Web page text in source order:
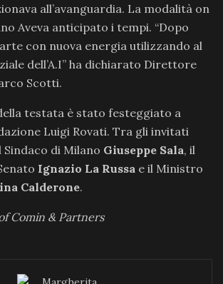
all’avanguardia. La modalità on
Aveva anticipato i tempi. “Dopo
con nuova energia utilizzando al
dell’A.I” ha dichiarato Direttore
Scotti.
testata è stato festeggiato a
Luigi Rovati. Tra gli invitati
di Milano Giuseppe Sala, il
Ignazio La Russa e il Ministro
Calderone.
Comin & Partners